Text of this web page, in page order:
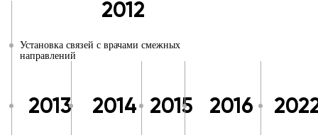
2012
Установка связей с врачами смежных
направлений
2013 2014 2015 2016